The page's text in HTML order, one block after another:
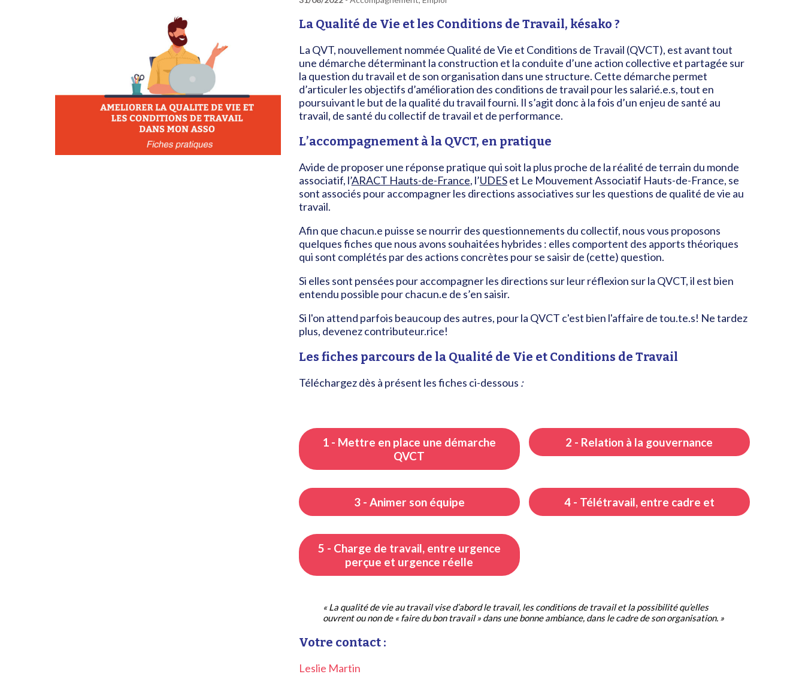
La Qualité de Vie et les Conditions de Travail, késako ?
La QVT, nouvellement nommée Qualité de Vie et Conditions de Travail (QVCT), est avant tout
une démarche déterminant la construction et la conduite d’une action collective et partagée sur
la question du travail et de son organisation dans une structure. Cette démarche permet
d’articuler les objectifs d’amélioration des conditions de travail pour les salarié.e.s, tout en
poursuivant le but de la qualité du travail fourni. Il s’agit donc à la fois d’un enjeu de santé au
travail, de santé du collectif de travail et de performance.
L’accompagnement à la QVCT, en pratique
Avide de proposer une réponse pratique qui soit la plus proche de la réalité de terrain du monde
associatif, l’ARACT Hauts-de-France, l’UDESet Le Mouvement Associatif Hauts-de-France, se
sont associés pour accompagner les directions associatives sur les questions de qualité de vie au
travail.
Afin que chacun.e puisse se nourrir des questionnements du collectif, nous vous proposons
quelques fiches que nous avons souhaitées hybrides : elles comportent des apports théoriques
qui sont complétés par des actions concrètes pour se saisir de (cette) question.
Si elles sont pensées pour accompagner les directions sur leur réflexion sur la QVCT, il est bien
entendu possible pour chacun.e de s’en saisir.
Si l'on attend parfois beaucoup des autres, pour la QVCT c'est bien l'affaire de tou.te.s! Ne tardez
plus, devenez contributeur.rice!
Les fiches parcours de la Qualité de Vie et Conditions de Travail
Téléchargez dès à présent les fiches ci-dessous :
1 - Mettre en place une démarche
QVCT
2 - Relation à la gouvernance
3 - Animer son équipe 4 - Télétravail, entre cadre et
5 - Charge de travail, entre urgence
perçue et urgence réelle
« La qualité de vie au travail vise d’abord le travail, les conditions de travail et la possibilité qu’elles
ouvrent ou non de « faire du bon travail » dans une bonne ambiance, dans le cadre de son organisation. »
Votre contact :
Leslie Martin